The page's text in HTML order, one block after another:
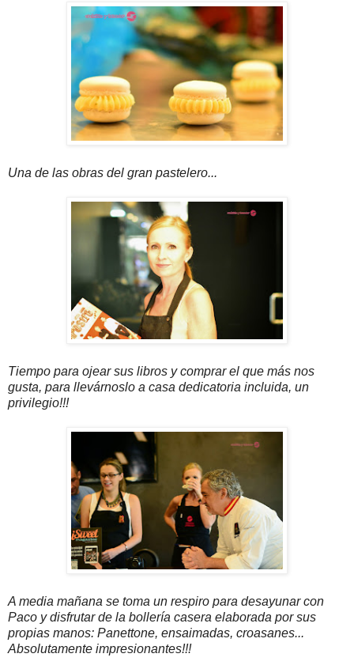
Una de las obras del gran pastelero...
Tiempo para ojear sus libros y comprar el que más nos
gusta, para llevárnoslo a casa dedicatoria incluida, un
privilegio!!!
A media mañana se toma un respiro para desayunar con
Paco y disfrutar de la bollería casera elaborada por sus
propias manos: Panettone, ensaimadas, croasanes...
Absolutamente impresionantes!!!